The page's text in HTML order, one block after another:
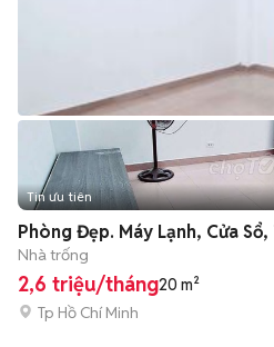
Tin ưu tiên
Phòng Đẹp. Máy Lạnh, Cửa
Nhà trống
2,6 triệu/tháng20 m²
Tp Hồ Chí Minh